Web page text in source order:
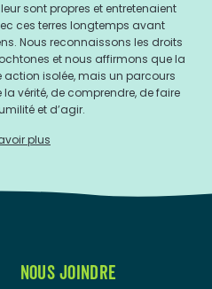
sont propres et entretenaient
ces terres longtemps avant
Nous reconnaissons les droits
et nous affirmons que la
action isolée, mais un parcours
vérité, de comprendre, de faire
et d’agir.
plus
NOUS JOINDRE